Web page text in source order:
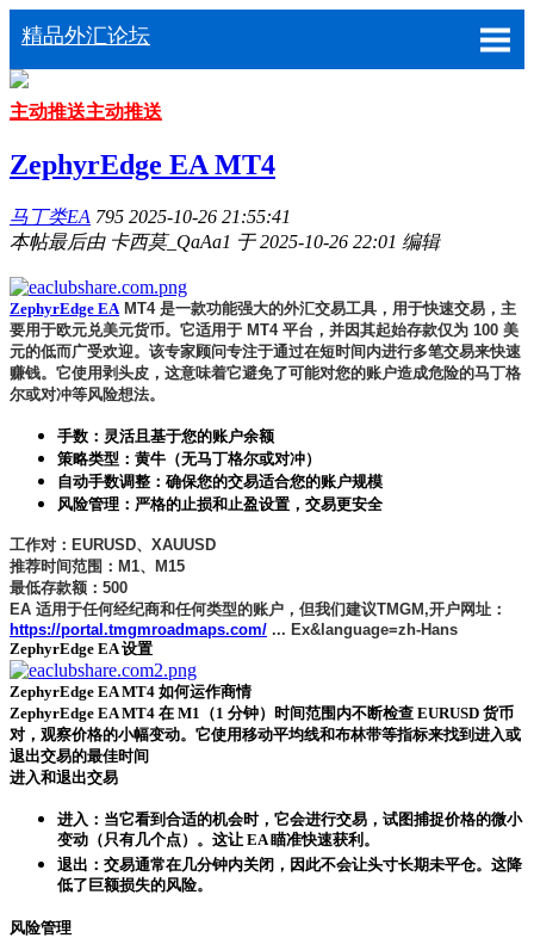
精品外汇论坛
主动推送主动推送
ZephyrEdge EA MT4
马丁类EA 795 2025-10-26 21:55:41
本帖最后由 卡西莫_QaAa1 于 2025-10-26 22:01 编辑
ZephyrEdge EA MT4 是一款功能强大的外汇交易工具，用于快速交易，主
要用于欧元兑美元货币。它适用于 MT4 平台，并因其起始存款仅为 100 美
元的低而广受欢迎。该专家顾问专注于通过在短时间内进行多笔交易来快速
赚钱。它使用剥头皮，这意味着它避免了可能对您的账户造成危险的马丁格
尔或对冲等风险想法。
手数：灵活且基于您的账户余额
策略类型：黄牛（无马丁格尔或对冲）
自动手数调整：确保您的交易适合您的账户规模
风险管理：严格的止损和止盈设置，交易更安全
工作对：EURUSD、XAUUSD
推荐时间范围：M1、M15
最低存款额：500
EA 适用于任何经纪商和任何类型的账户，但我们建议TMGM,开户网址：
https://portal.tmgmroadmaps.com/ ... Ex&language=zh-Hans
ZephyrEdge EA 设置
ZephyrEdge EA MT4 如何运作商情
ZephyrEdge EA MT4 在 M1（1 分钟）时间范围内不断检查 EURUSD 货币
对，观察价格的小幅变动。它使用移动平均线和布林带等指标来找到进入或
退出交易的最佳时间
进入和退出交易
进入：当它看到合适的机会时，它会进行交易，试图捕捉价格的微小
变动（只有几个点）。这让 EA 瞄准快速获利。
退出：交易通常在几分钟内关闭，因此不会让头寸长期未平仓。这降
低了巨额损失的风险。
风险管理